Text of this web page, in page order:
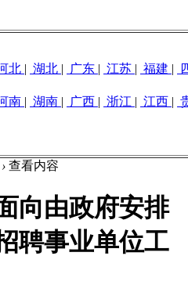
北 | 湖北 | 广东 | 江苏 | 福建 |
南 | 湖南 | 广西 | 浙江 | 江西 |
› 查看内容
向由政府安排
聘事业单位工